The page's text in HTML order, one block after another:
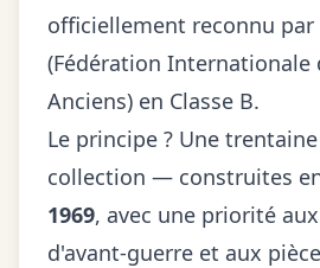
officiellement reconnu par
(Fédération Internationale
Anciens) en Classe B.
Le principe ? Une
collection — construites
1969, avec une priorité
d'avant-guerre et aux